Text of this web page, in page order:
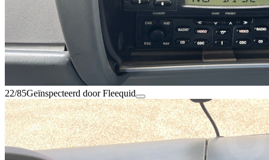
22/85Geïnspecteerd door Fleequid